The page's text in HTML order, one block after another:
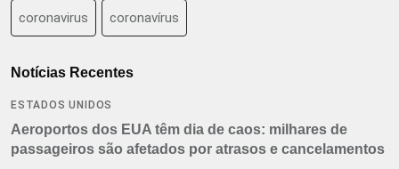
coronavirus coronavírus
Notícias Recentes
ESTADOS UNIDOS
Aeroportos dos EUA têm dia de caos: milhares de
passageiros são afetados por atrasos e cancelamentos